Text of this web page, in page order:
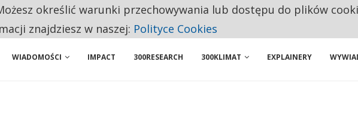
NA LIŚCIE SĄ DWA PODMIOTY Z POLSKI
WIADOMOŚCI IMPACT 300RESEARCH 300KLIMAT EXPLAINERY
określić warunki przechowywania lub dostępu do plików
znajdziesz w naszej: Polityce Cookies